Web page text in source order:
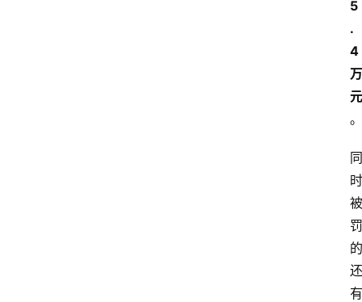
5
.
4
万
元
。
同
时
被
罚
的
还
有